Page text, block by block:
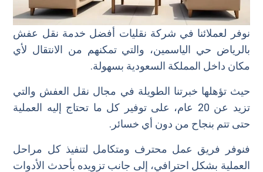
نوفر لعملائنا في شركة نقليات أفضل خدمة نقل عفش
بالرياض حي الياسمين، والتي تمكنهم من الانتقال لأي
مكان داخل المملكة السعودية بسهولة.
حيث تؤهلها خبرتنا الطويلة في مجال نقل العفش والتي
تزيد عن 20 عام، على توفير كل ما تحتاج إليه العملية
حتى تتم بنجاح من دون أي خسائر.
فنوفر فريق عمل محترف ومتكامل لتنفيذ كل مراحل
العملية بشكل احترافي، إلى جانب تزويده بأحدث الأدوات